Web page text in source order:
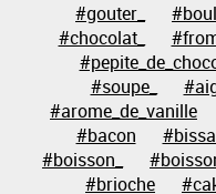
#gouter_
#chocolat_
#soupe_
#arome_de_vanille
#bacon
#boisson_
#brioche